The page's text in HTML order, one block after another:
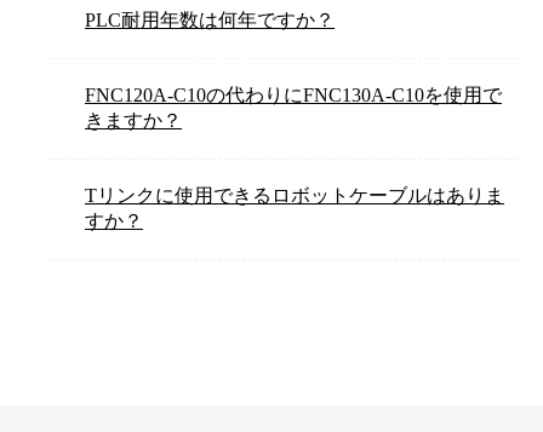
PLC耐用年数は何年ですか？
FNC120A-C10の代わりにFNC130A-C10を使用で
きますか？
Tリンクに使用できるロボットケーブルはありま
すか？